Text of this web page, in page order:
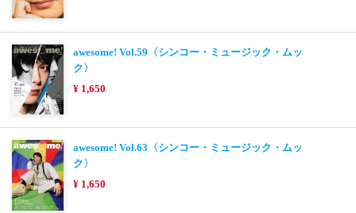
awesome! Vol.59〈シンコー・ミュージック・ムッ
ク〉
¥ 1,650
awesome! Vol.63〈シンコー・ミュージック・ムッ
ク〉
¥ 1,650